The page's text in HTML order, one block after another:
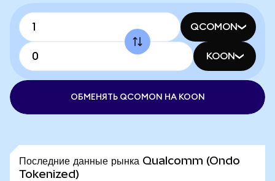
QCOMON
KOON
ОБМЕНЯТЬ QCOMON НА KOON
Последние данные рынка Qualcomm (Ondo
Tokenized)